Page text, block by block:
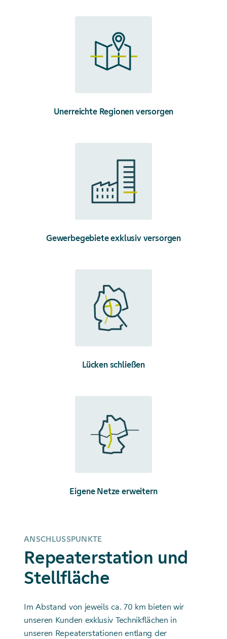
Unerreichte Regionen versorgen
Gewerbegebiete exklusiv versorgen
Lücken schließen
Eigene Netze erweitern
ANSCHLUSSPUNKTE
Repeaterstation und
Stellfläche
Im Abstand von jeweils ca. 70 km bieten wir
unseren Kunden exklusiv Technikflächen in
unseren Repeaterstationen entlang der